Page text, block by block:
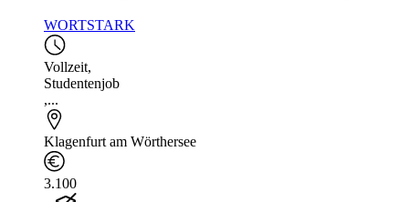
WORTSTARK
Vollzeit,
Studentenjob
,...
Klagenfurt am Wörthersee
3.100